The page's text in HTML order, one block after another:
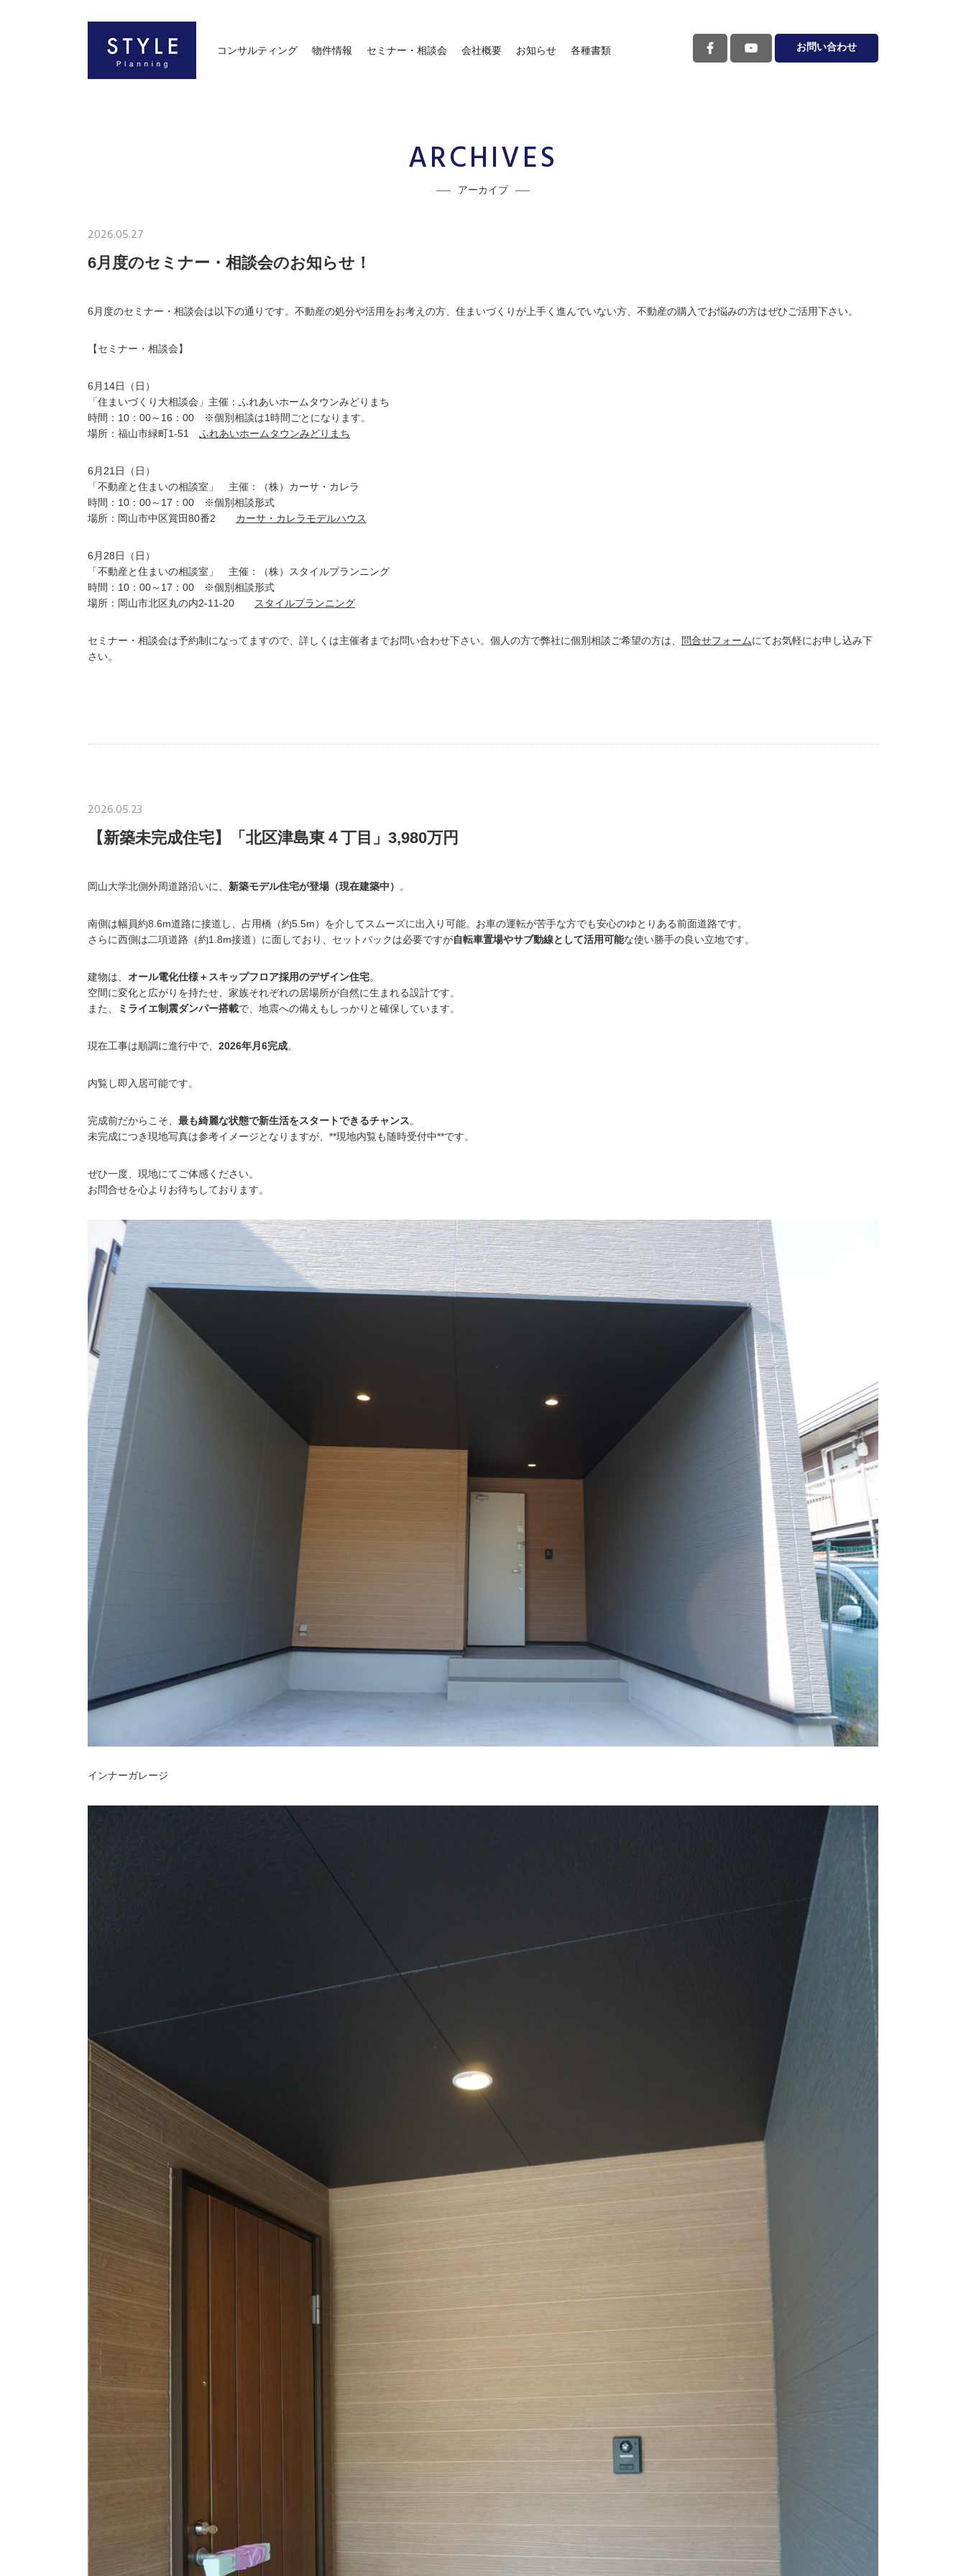
コンサルティング 物件情報 セミナー・相談会 会社概要 お知らせ 各種書類 お問い合わせ
ARCHIVES
アーカイブ
2026.05.27
6月度のセミナー・相談会のお知らせ！
6月度のセミナー・相談会は以下の通りです。不動産の処分や活用をお考えの方、住まいづくりが上手く進んでいない方、不動産の購入でお悩みの方はぜひご活用下さい。
【セミナー・相談会】
6月14日（日）
「住まいづくり大相談会」主催：ふれあいホームタウンみどりまち
時間：10：00～16：00 ※個別相談は1時間ごとになります。
場所：福山市緑町1-51 ふれあいホームタウンみどりまち
6月21日（日）
「不動産と住まいの相談室」 主催：（株）カーサ・カレラ
時間：10：00～17：00 ※個別相談形式
場所：岡山市中区賞田80番2 カーサ・カレラモデルハウス
6月28日（日）
「不動産と住まいの相談室」 主催：（株）スタイルプランニング
時間：10：00～17：00 ※個別相談形式
場所：岡山市北区丸の内2-11-20 スタイルプランニング
セミナー・相談会は予約制になってますので、詳しくは主催者までお問い合わせ下さい。個人の方で弊社に個別相談ご希望の方は、 問合せフォームにてお気軽にお申し込み下
さい。
2026.05.23
【新築未完成住宅】「北区津島東４丁目」3,980万円
岡山大学北側外周道路沿いに、 新築モデル住宅が登場（現在建築中） 。
南側は幅員約8.6m道路に接道し、占用橋（約5.5m）を介してスムーズに出入り可能。お車の運転が苦手な方でも安心のゆとりある前面道路です。
さらに西側は二項道路（約1.8m接道）に面しており、セットバックは必要ですが自転車置場やサブ動線として活用可能な使い勝手の良い立地です。
建物は、 オール電化仕様＋スキップフロア採用のデザイン住宅。
空間に変化と広がりを持たせ、家族それぞれの居場所が自然に生まれる設計です。
また、
ミライエ制震ダンパー搭載で、地震への備えもしっかりと確保しています。
現在工事は順調に進行中で、 2026年月6完成。
内覧し即入居可能です。
完成前だからこそ、 最も綺麗な状態で新生活をスタートできるチャンス。
未完成につき現地写真は参考イメージとなりますが、**現地内覧も随時受付中**です。
ぜひ一度、現地にてご体感ください。
お問合せを心よりお待ちしております。
インナーガレージ